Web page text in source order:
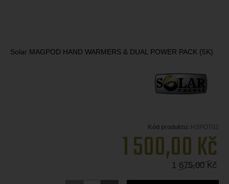
Solar MAGPOD HAND WARMERS & DUAL POWER PACK (5K)
Kód produktu: HSPOT02
1 500,00Kč
1 675,00Kč